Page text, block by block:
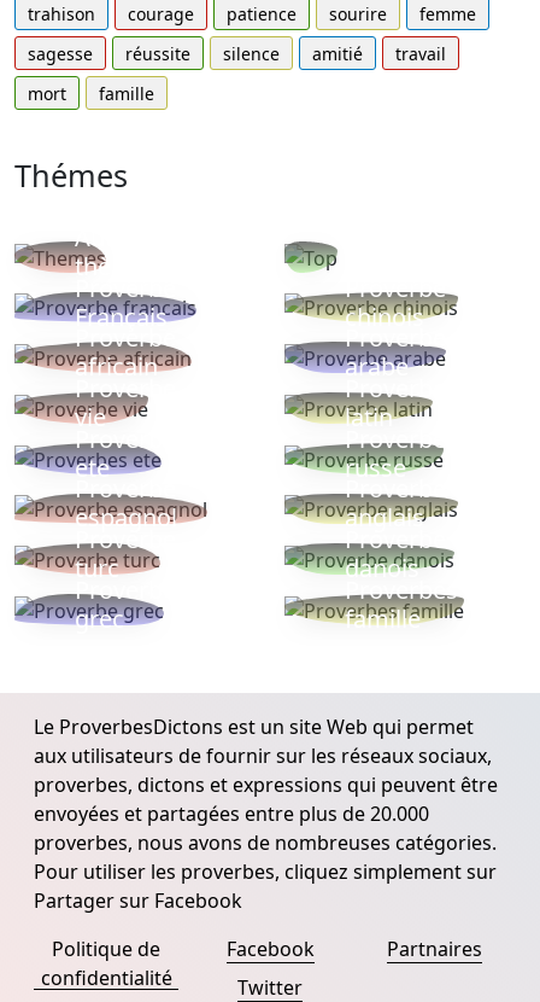
trahison
courage patience sourire
femme
sagesse
réussite silence amitié
travail
mort
famille
Thémes
Autres
thèmes
Proverbe
Français
Proverbe
chinois
Proverbe
africain
Proverbe
arabe
Proverbe
vie
Proverbe
latin
Proverbes
ete
Proverbe
russe
Proverbe
espagnol
Proverbe
anglais
Proverbe
turc
Proverbe
danois
Proverbe
grec
Proverbes
famille
Le ProverbesDictons est un site Web qui permet
aux utilisateurs de fournir sur les réseaux sociaux,
proverbes, dictons et expressions qui peuvent être
envoyées et partagées entre plus de 20.000
proverbes, nous avons de nombreuses catégories.
Pour utiliser les proverbes, cliquez simplement sur
Partager sur Facebook
Politique de
confidentialité
Facebook
Twitter
Partnaires